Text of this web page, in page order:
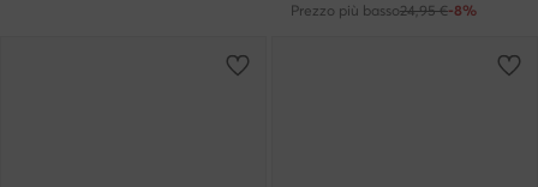
Prezzo più basso24,95 €-8%